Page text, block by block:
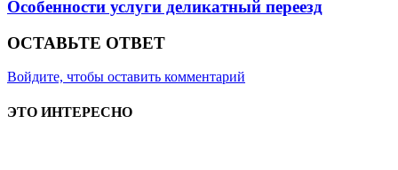
Особенности услуги деликатный переезд
ОСТАВЬТЕ ОТВЕТ
Войдите, чтобы оставить комментарий
ЭТО ИНТЕРЕСНО